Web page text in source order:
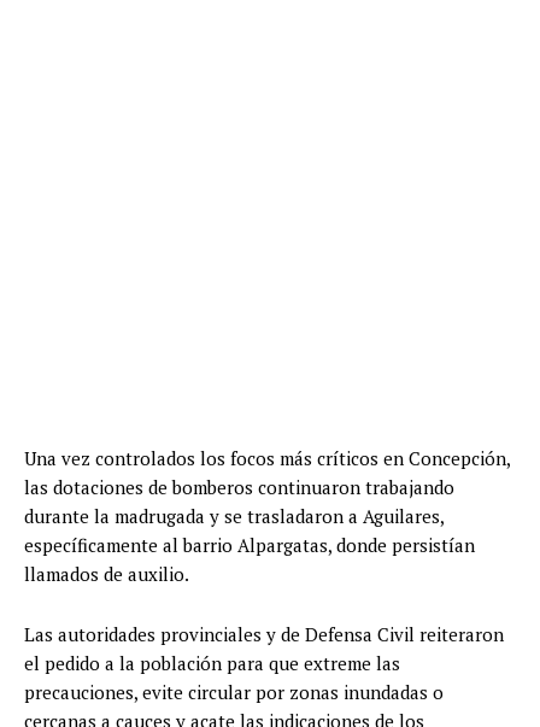
Una vez controlados los focos más críticos en Concepción,
las dotaciones de bomberos continuaron trabajando
durante la madrugada y se trasladaron a Aguilares,
específicamente al barrio Alpargatas, donde persistían
llamados de auxilio.
Las autoridades provinciales y de Defensa Civil reiteraron
el pedido a la población para que extreme las
precauciones, evite circular por zonas inundadas o
cercanas a cauces y acate las indicaciones de los